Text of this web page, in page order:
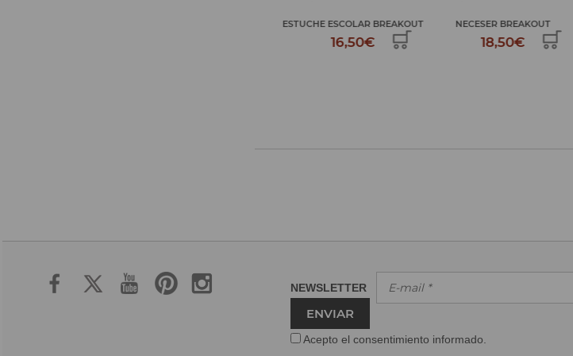
ESTUCHE ESCOLAR BREAKOUT
16,50€
NECESER BREAKOUT
18,50€
NEWSLETTER
ENVIAR
Acepto el consentimiento informado.